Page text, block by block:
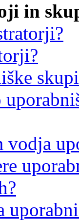
in
vodja